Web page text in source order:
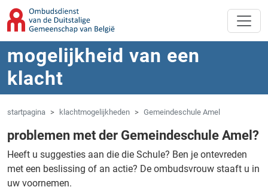
Overslaan naar hoofdinhoud
Spring naar navigatie
mogelijkheid van een
klacht
startpagina klachtmogelijkheden Gemeindeschule Amel
problemen met der Gemeindeschule Amel?
Heeft u suggesties aan die die Schule? Ben je ontevreden
met een beslissing of an actie? De ombudsvrouw staaft u in
uw voornemen.